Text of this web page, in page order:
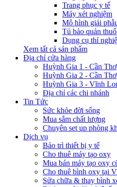
Trang phục y tế
Máy xét nghiệm
Mô hình giải
Tủ bảo quản
Dụng cụ thí
Xem tất cả sản phẩm
Địa chỉ cửa hàng
Huỳnh Gia 1 - Cần Thơ
Huỳnh Gia 2 - Cần Thơ
Huỳnh Gia 3 - Vĩnh
Địa chỉ các chi nhánh
Tin Tức
Sức khỏe đời sống
Mua sắm chất lượng
Chuyên set up phòng
Dịch vụ
Bảo trì thiết bị y tế
Cho thuê máy tạo oxy
Mua bán máy tạo oxy
Cho thuê bình oxy tại
Sửa chữa & thay bình